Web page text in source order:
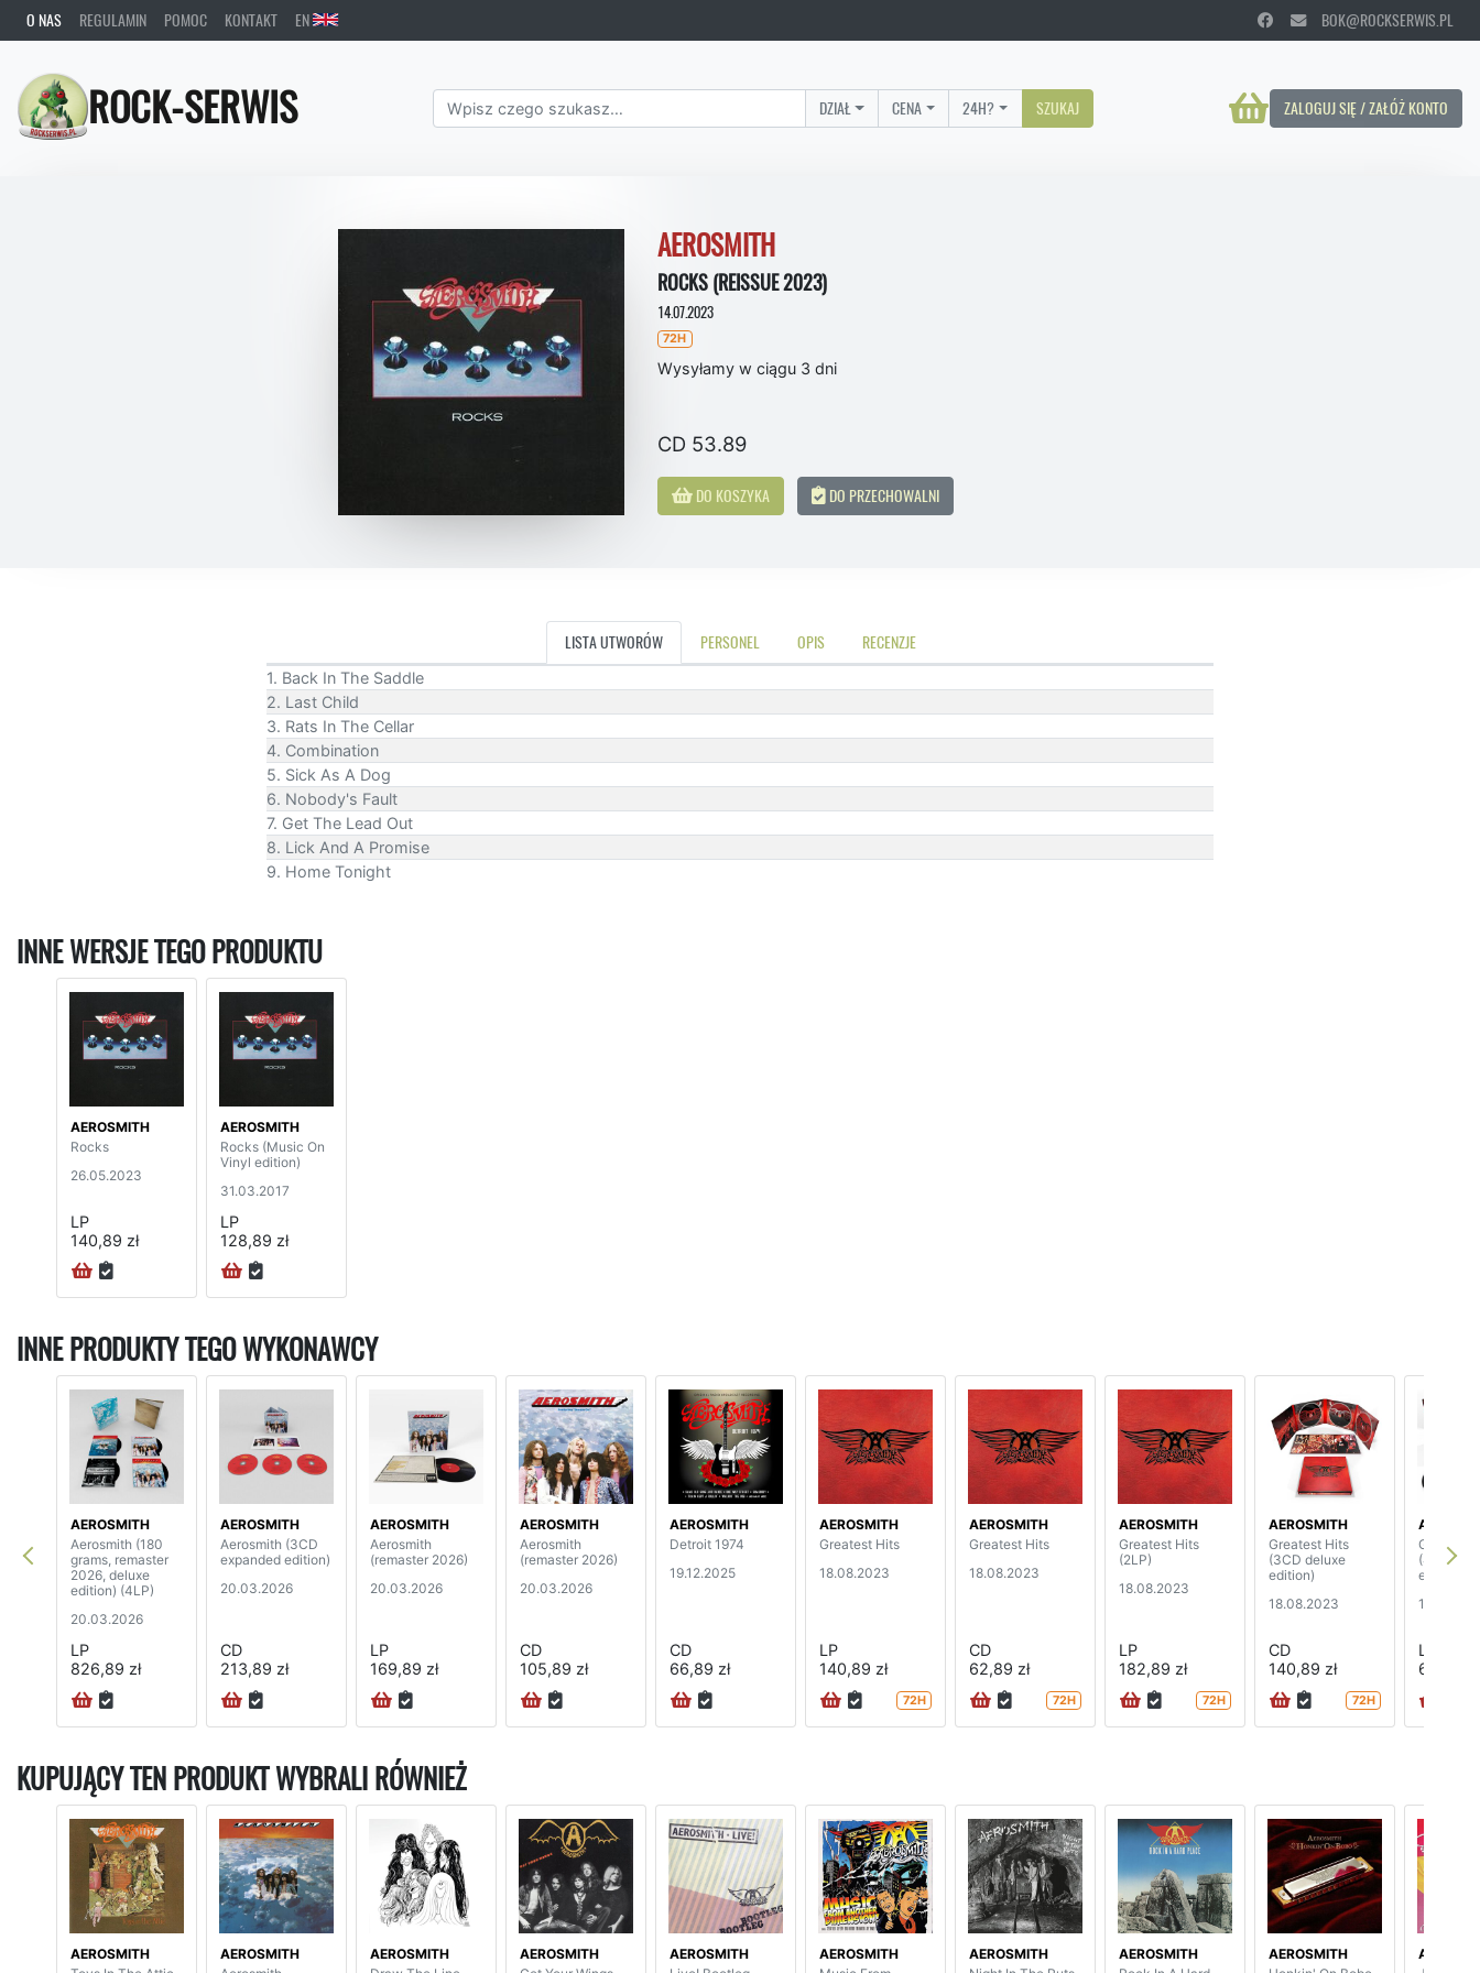
O NAS REGULAMIN POMOC KONTAKT EN BOK@ROCKSERWIS.PL
ROCK-SERWIS ZALOGUJ SIĘ / ZAŁÓŻ KONTO
DZIAŁ CENA 24H? SZUKAJ
AEROSMITH
ROCKS (REISSUE 2023)
14.07.2023
72H
Wysyłamy w ciągu 3 dni
CD 53.89
DO KOSZYKA DO PRZECHOWALNI
LISTA UTWORÓW PERSONEL OPIS RECENZJE
1. Back In The Saddle
2. Last Child
3. Rats In The Cellar
4. Combination
5. Sick As A Dog
6. Nobody's Fault
7. Get The Lead Out
8. Lick And A Promise
9. Home Tonight
INNE WERSJE TEGO PRODUKTU
AEROSMITH
Rocks
26.05.2023
LP
140,89 zł
AEROSMITH
Rocks (Music On
Vinyl edition)
31.03.2017
LP
128,89 zł
INNE PRODUKTY TEGO WYKONAWCY
AEROSMITH
Aerosmith (180
grams, remaster
2026, deluxe
edition) (4LP)
20.03.2026
LP
826,89 zł
AEROSMITH
Aerosmith (3CD
expanded edition)
20.03.2026
CD
213,89 zł
AEROSMITH
Aerosmith
(remaster 2026)
20.03.2026
LP
169,89 zł
AEROSMITH
Aerosmith
(remaster 2026)
20.03.2026
CD
105,89 zł
AEROSMITH
Detroit 1974
19.12.2025
CD
66,89 zł
AEROSMITH
Greatest Hits
18.08.2023
LP
140,89 zł
72H
AEROSMITH
Greatest Hits
18.08.2023
CD
62,89 zł
72H
AEROSMITH
Greatest Hits
(2LP)
18.08.2023
LP
182,89 zł
72H
AEROSMITH
Greatest Hits
(3CD deluxe
edition)
18.08.2023
CD
140,89 zł
72H
Greatest
(4LP
edition)
LP
660,89
KUPUJĄCY TEN PRODUKT WYBRALI RÓWNIEŻ
AEROSMITH
AEROSMITH
AEROSMITH
AEROSMITH
AEROSMITH
AEROSMITH
AEROSMITH
AEROSMITH
AEROSMITH